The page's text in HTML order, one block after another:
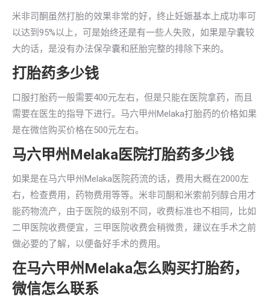
米非司酮虽然打胎的效果非常的好，终止妊娠基本上成功率可
以达到95%以上，可是始终还是有一些人失败，如果是孕囊较
大的话，是没有办法保孕囊和胚胎完整的排除下来的。
打胎药多少钱
口服打胎药一般需要400元左右，但是只能在医院拿药，而且
需要在医生的指导下进行。马六甲州Melaka打胎药的价格如果
是在微信购买价格在500元左右。
马六甲州Melaka医院打胎药多少钱
如果是在马六甲州Melaka医院药流的话，费用大概在2000左
右，检查费用，药物费用等等。米非司酮和米索前列醇合用才
能药物流产，由于医院的级别不同，收费标准也不相同，比如
二甲医院收费便宜，三甲医院收费会稍微贵，建议在手术之前
做必要的了解，以便备好手术的费用。
在马六甲州Melaka怎么购买打胎药，
微信怎么联系